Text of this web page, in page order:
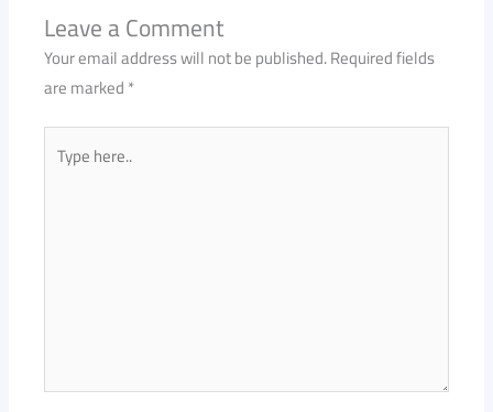
Leave a Comment
Your email address will not be published.Required fields
are marked*
here..